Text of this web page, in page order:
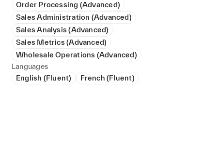
Order Processing (Advanced)
Sales Administration (Advanced)
Sales Analysis (Advanced)
Sales Metrics (Advanced)
Wholesale Operations (Advanced)
Languages
English (Fluent)
French (Fluent)